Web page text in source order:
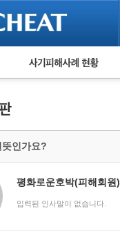
피해사례 현황
보이스피싱 피해사례
유해사이트 목록
비공개 피해사례
워킹홀리데이 피해사례
인가요?
평화로운호박(피해회원)
입력된 인사말이 없습니다.